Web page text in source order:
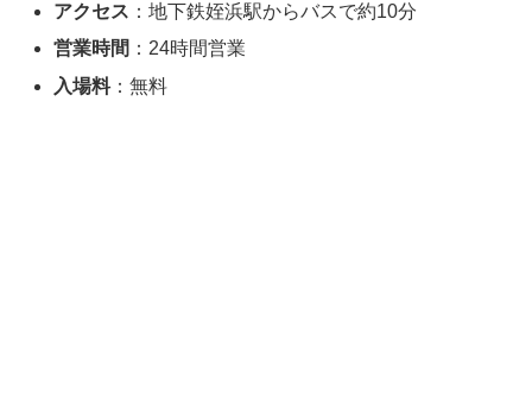
アクセス ：地下鉄姪浜駅からバスで約10分
営業時間 ：24時間営業
入場料：無料